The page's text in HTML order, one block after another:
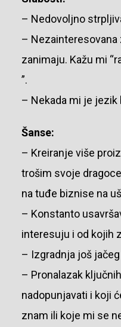
– Nedovoljno
– Nezainteresovana
zanimaju. Kažu mi
”.
– Nekada mi je jezik
Šanse:
– Kreiranje više
trošim svoje
na tuđe biznise na
– Konstanto
interesuju i od kojih
– Izgradnja još
– Pronalazak
nadopunjavati i koji
znam ili koje mi se